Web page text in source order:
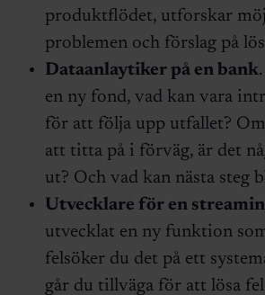
produktflödet, utforskar
problemen och förslag på
Dataanlaytiker på en bank
en ny fond, vad kan vara
för att följa upp utfallet?
att titta på i förväg, är det
ut? Och vad kan nästa steg
Utvecklare för en
utvecklat en ny funktion
felsöker du det på ett
går du tillväga för att lösa